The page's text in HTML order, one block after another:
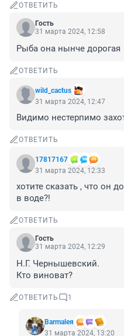
ОТВЕТИТЬ
Гость
31 марта 2024, 12:58
Рыба она нынче дорогая
ОТВЕТИТЬ
wild_cactus
31 марта 2024, 12:47
Видимо нестерпимо
ОТВЕТИТЬ
17817167
31 марта 2024, 12:33
хотите сказать , что он
в воде?!
ОТВЕТИТЬ
Гость
31 марта 2024, 12:29
Н.Г. Чернышевский.
Кто виноват?
ОТВЕТИТЬ 1
Barmaleя
31 марта 2024, 13:20